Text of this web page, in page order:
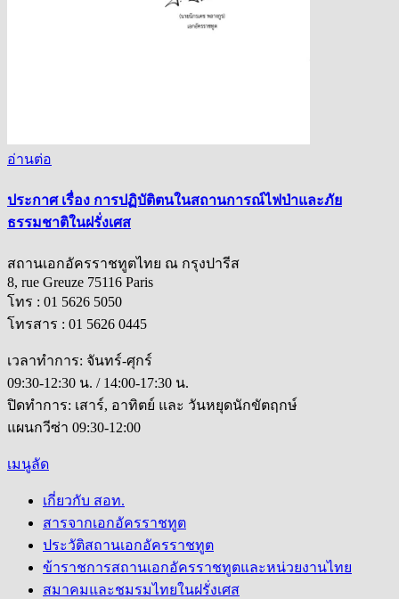
อ่านต่อ
ประกาศ เรื่อง การปฏิบัติตนในสถานการณ์ไฟป่าและภัย
ธรรมชาติในฝรั่งเศส
สถานเอกอัครราชทูตไทย ณ กรุงปารีส
8, rue Greuze 75116 Paris
โทร : 01 5626 5050
โทรสาร : 01 5626 0445
เวลาทำการ: จันทร์-ศุกร์
09:30-12:30 น. / 14:00-17:30 น.
ปิดทำการ: เสาร์, อาทิตย์ และ วันหยุดนักขัตฤกษ์
แผนกวีซ่า 09:30-12:00
เมนูลัด
เกี่ยวกับ สอท.
สารจากเอกอัครราชทูต
ประวัติสถานเอกอัครราชทูต
ข้าราชการสถานเอกอัครราชทูตและหน่วยงานไทย
สมาคมและชมรมไทยในฝรั่งเศส